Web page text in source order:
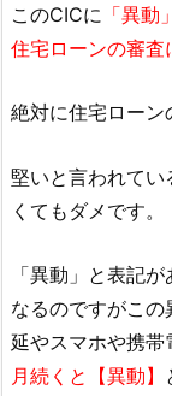
このCICに 「異
住宅ローンの審査
絶対に住宅ローン
堅いと言われてい
くてもダメです。
「異動」と表記
なるのですがこ
延やスマホや携
月続くと【異動】